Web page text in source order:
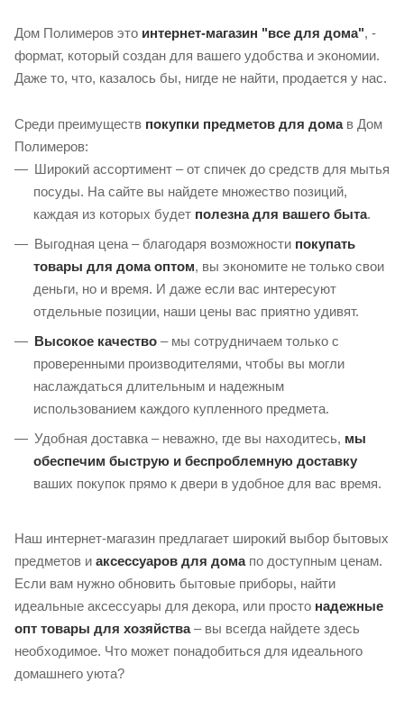
Дом Полимеров это интернет-магазин "все для дома", -
формат, который создан для вашего удобства и экономии.
Даже то, что, казалось бы, нигде не найти, продается у нас.
Среди преимуществ покупки предметов для домав Дом
Полимеров:
Широкий ассортимент – от спичек до средств для мытья
посуды. На сайте вы найдете множество позиций,
каждая из которых будет полезна для вашего быта.
Выгодная цена – благодаря возможности покупать
товары для дома оптом, вы экономите не только свои
деньги, но и время. И даже если вас интересуют
отдельные позиции, наши цены вас приятно удивят.
Высокое качество – мы сотрудничаем только с
проверенными производителями, чтобы вы могли
наслаждаться длительным и надежным
использованием каждого купленного предмета.
Удобная доставка – неважно, где вы находитесь, мы
обеспечим быструю и беспроблемную доставку
ваших покупок прямо к двери в удобное для вас время.
Наш интернет-магазин предлагает широкий выбор бытовых
предметов и аксессуаров для домапо доступным ценам.
Если вам нужно обновить бытовые приборы, найти
идеальные аксессуары для декора, или просто надежные
опт товары для хозяйства– вы всегда найдете здесь
необходимое. Что может понадобиться для идеального
домашнего уюта?